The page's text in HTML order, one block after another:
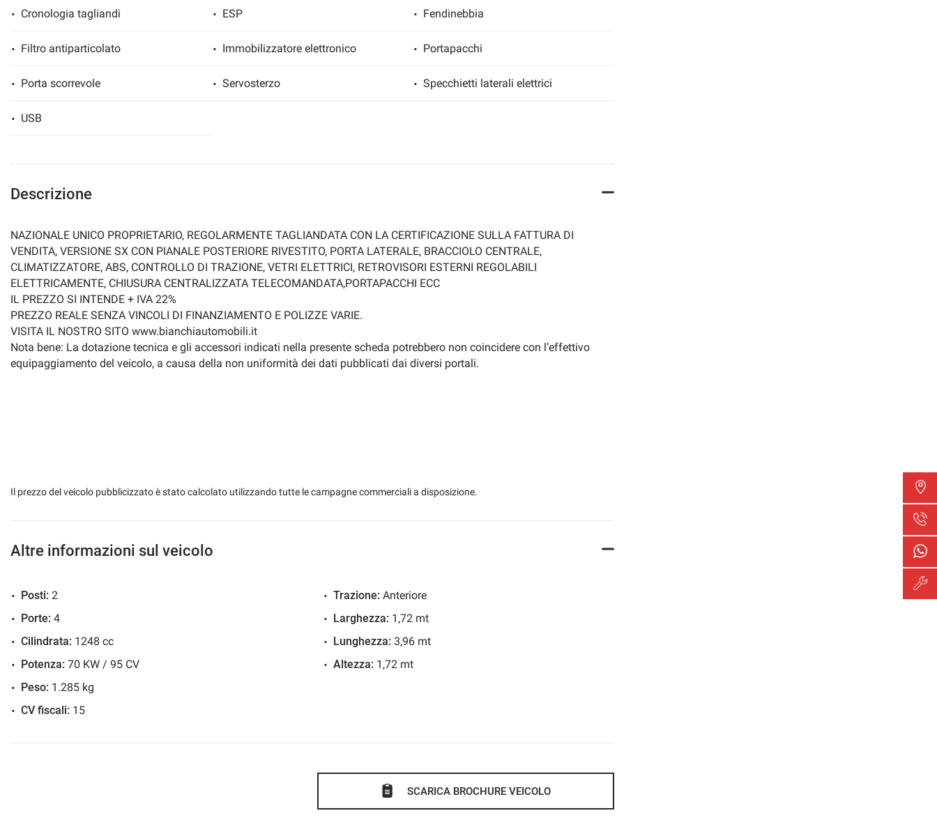
Cronologia tagliandi ESP Fendinebbia
Filtro antiparticolato Immobilizzatore elettronico Portapacchi
Porta scorrevole Servosterzo Specchietti laterali elettrici
USB
Descrizione
NAZIONALE UNICO PROPRIETARIO, REGOLARMENTE TAGLIANDATA CON LA CERTIFICAZIONE SULLA FATTURA DI
VENDITA, VERSIONE SX CON PIANALE POSTERIORE RIVESTITO, PORTA LATERALE, BRACCIOLO CENTRALE,
CLIMATIZZATORE, ABS, CONTROLLO DI TRAZIONE, VETRI ELETTRICI, RETROVISORI ESTERNI REGOLABILI
ELETTRICAMENTE, CHIUSURA CENTRALIZZATA TELECOMANDATA,PORTAPACCHI ECC
IL PREZZO SI INTENDE + IVA 22%
PREZZO REALE SENZA VINCOLI DI FINANZIAMENTO E POLIZZE VARIE.
VISITA IL NOSTRO SITO www.bianchiautomobili.it
Nota bene: La dotazione tecnica e gli accessori indicati nella presente scheda potrebbero non coincidere con l’effettivo
equipaggiamento del veicolo, a causa della non uniformità dei dati pubblicati dai diversi portali.
Il prezzo del veicolo pubblicizzato è stato calcolato utilizzando tutte le campagne commerciali a disposizione.
Altre informazioni sul veicolo
Posti: 2
Porte: 4
Cilindrata: 1248 cc
Potenza: 70 KW / 95 CV
Peso: 1.285 kg
CV fiscali: 15
Trazione: Anteriore
Larghezza: 1,72 mt
Lunghezza: 3,96 mt
Altezza: 1,72 mt
SCARICA BROCHURE VEICOLO
Cookie analitici
Cookie di marketing